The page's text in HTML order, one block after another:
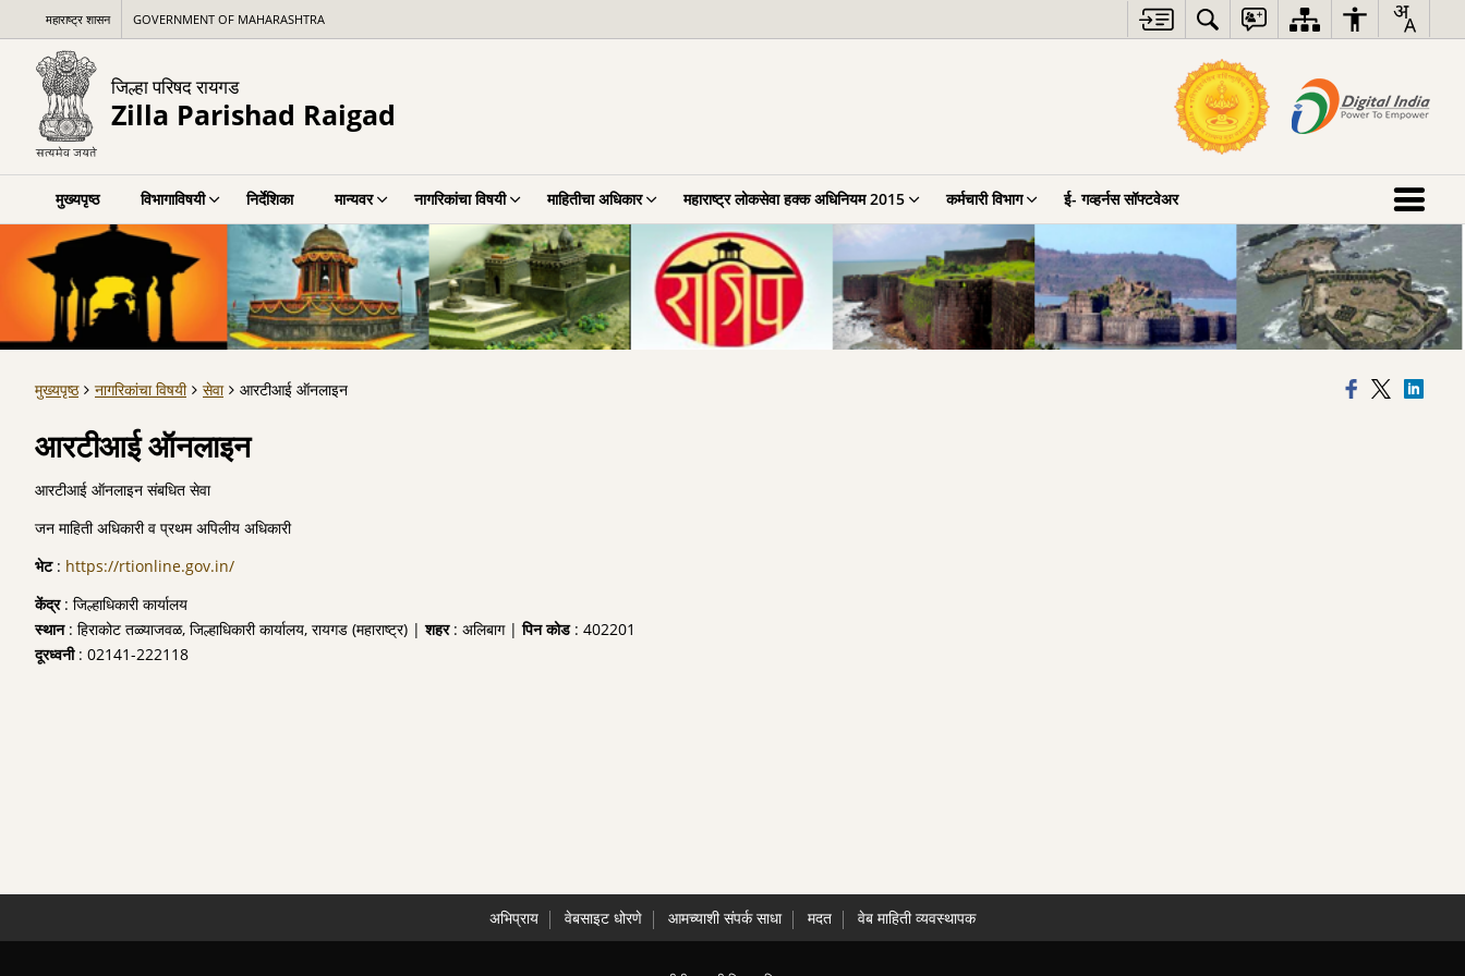
महाराष्ट्र शासन GOVERNMENT OF MAHARASHTRA
जिल्हा परिषद रायगड
Zilla Parishad Raigad
मुख्यपृष्ठ विभागाविषयी निर्देशिका मान्यवर नागरिकांचा विषयी माहितीचा अधिकार महाराष्ट्र लोकसेवा हक्क अधिनियम 2015 कर्मचारी विभाग ई- गव्हर्नस सॉफ्टवेअर
मुख्यपृष्ठ नागरिकांचा विषयी सेवा आरटीआई ऑनलाइन
आरटीआई ऑनलाइन
आरटीआई ऑनलाइन संबधित सेवा
जन माहिती अधिकारी व प्रथम अपिलीय अधिकारी
भेट: https://rtionline.gov.in/
केंद्र: जिल्हाधिकारी कार्यालय
स्थान: हिराकोट तळ्याजवळ, जिल्हाधिकारी कार्यालय, रायगड (महाराष्ट्र) |शहर: अलिबाग |पिन कोड: 402201
दूरध्वनी: 02141-222118
अभिप्राय वेबसाइट धोरणे आमच्याशी संपर्क साधा मदत वेब माहिती व्यवस्थापक